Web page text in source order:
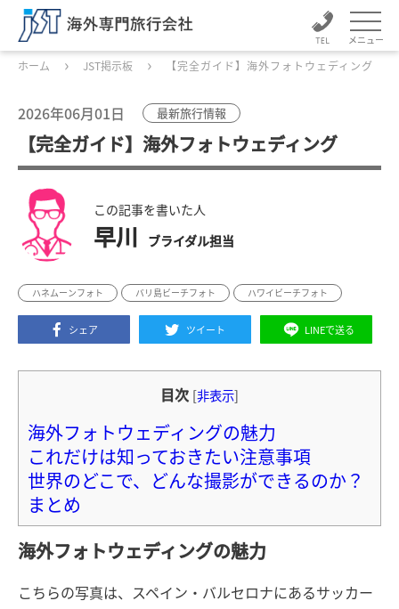
メニュー
ホーム JST掲示板 【完全ガイド】海外フォトウェディング
2026年06月01日 最新旅行情報
【完全ガイド】海外フォトウェディング
この記事を書いた人
早川 ブライダル担当
ハネムーンフォト バリ島ビーチフォト ハワイビーチフォト
シェア ツイート LINEで送る
目次 [非表示]
海外フォトウェディングの魅力
これだけは知っておきたい注意事項
世界のどこで、どんな撮影ができるのか？
まとめ
海外フォトウェディングの魅力
こちらの写真は、スペイン・バルセロナにあるサッカー